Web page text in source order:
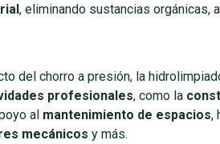
, eliminando sustancias orgánicas,
del chorro a presión, la
profesionales, como la
al mantenimiento de espacios,
mecánicos y más.